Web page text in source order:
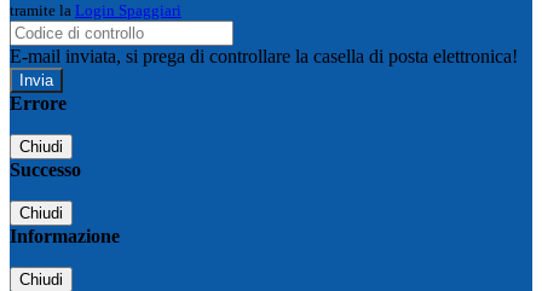
tramite la Login Spaggiari
E-mail inviata, si prega di controllare la casella di posta elettronica!
Errore
Chiudi
Successo
Chiudi
Informazione
Chiudi